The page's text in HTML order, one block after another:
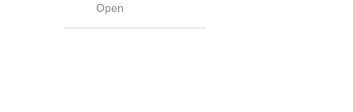
RAKU
Cactus
Caudex
Open